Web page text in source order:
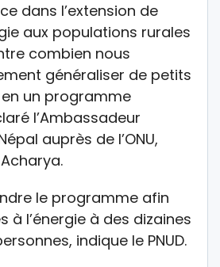
dans l’extension de
aux populations rurales
combien nous
généraliser de petits
un programme
l’Ambassadeur
auprès de l’ONU,
le programme afin
à l’énergie à des dizaines
indique le PNUD.